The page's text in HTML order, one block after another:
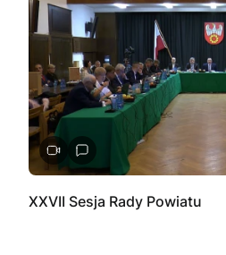
XXVII Sesja Rady Powiatu